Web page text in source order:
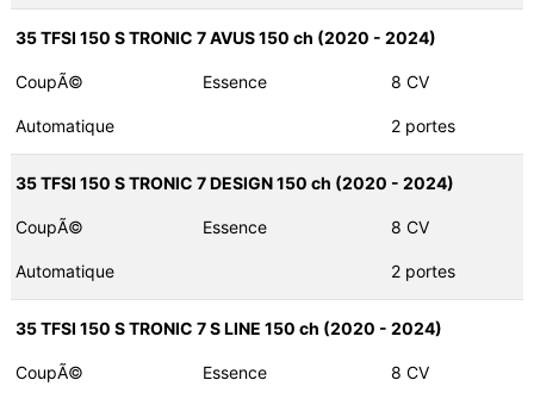
35 TFSI 150 S TRONIC 7 AVUS 150 ch (2020 - 2024)
CoupÃ© Essence 8 CV
Automatique 2 portes
35 TFSI 150 S TRONIC 7 DESIGN 150 ch (2020 - 2024)
CoupÃ© Essence 8 CV
Automatique 2 portes
35 TFSI 150 S TRONIC 7 S LINE 150 ch (2020 - 2024)
CoupÃ© Essence 8 CV